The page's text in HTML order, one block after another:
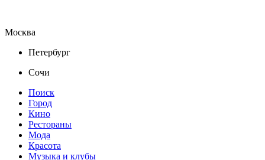
Москва
Петербург
Сочи
Поиск
Город
Кино
Рестораны
Мода
Красота
Музыка и клубы